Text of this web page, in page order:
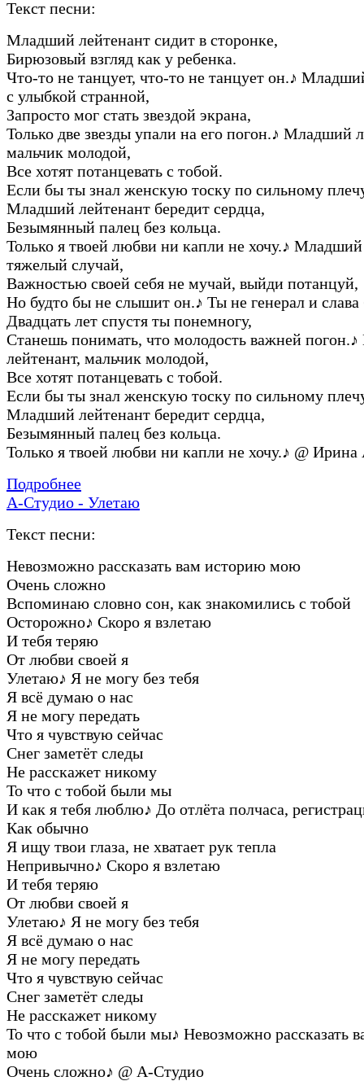
Текст песни:
Младший лейтенант сидит в сторонке,
Бирюзовый взгляд как у ребенка.
Что-то не танцует, что-то не танцует он.♪
с улыбкой странной,
Запросто мог стать звездой экрана,
Только две звезды упали на его погон.♪ Младший
мальчик молодой,
Все хотят потанцевать с тобой.
Если бы ты знал женскую тоску по сильному
Младший лейтенант бередит сердца,
Безымянный палец без кольца.
Только я твоей любви ни капли не хочу.♪ Младший
тяжелый случай,
Важностью своей себя не мучай, выйди потанцуй,
Но будто бы не слышит он.♪ Ты не генерал и слава
Двадцать лет спустя ты понемногу,
Станешь понимать, что молодость важней погон.♪
лейтенант, мальчик молодой,
Все хотят потанцевать с тобой.
Если бы ты знал женскую тоску по сильному
Младший лейтенант бередит сердца,
Безымянный палец без кольца.
Только я твоей любви ни капли не хочу.♪ @ Ирина
Подробнее
А-Студио - Улетаю
Текст песни:
Невозможно рассказать вам историю мою
Очень сложно
Вспоминаю словно сон, как знакомились с тобой
Осторожно♪ Скоро я взлетаю
И тебя теряю
От любви своей я
Улетаю♪ Я не могу без тебя
Я всё думаю о нас
Я не могу передать
Что я чувствую сейчас
Снег заметёт следы
Не расскажет никому
То что с тобой были мы
И как я тебя люблю♪ До отлёта полчаса,
Как обычно
Я ищу твои глаза, не хватает рук тепла
Непривычно♪ Скоро я взлетаю
И тебя теряю
От любви своей я
Улетаю♪ Я не могу без тебя
Я всё думаю о нас
Я не могу передать
Что я чувствую сейчас
Снег заметёт следы
Не расскажет никому
То что с тобой были мы♪ Невозможно рассказать
мою
Очень сложно♪ @ А-Студио